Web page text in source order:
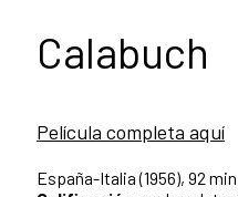
Calabuch
Película completa aquí
España-Italia (1956), 92 min